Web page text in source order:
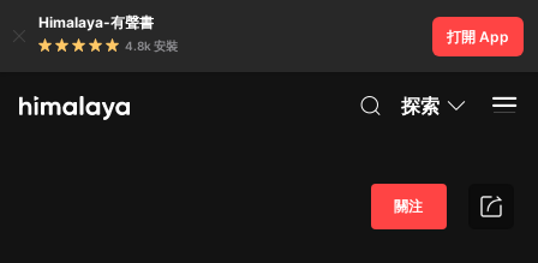
Himalaya-有聲書
4.8k 安裝
打開 App
探索
關注